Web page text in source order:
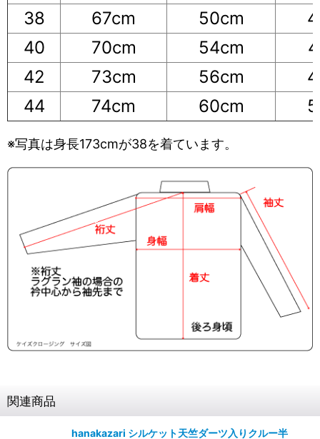
38
67cm 50cm
40
70cm 54cm
42
73cm 56cm
44
74cm 60cm
※写真は身長173cmが38を着ています。
関連商品
hanakazari シルケット天竺ダーツ入りクルー半